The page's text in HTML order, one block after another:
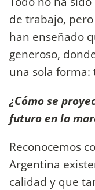
de trabajo,
han enseñado
generoso,
una sola
¿Cómo se
futuro en la
Reconocemos
Argentina
calidad y que